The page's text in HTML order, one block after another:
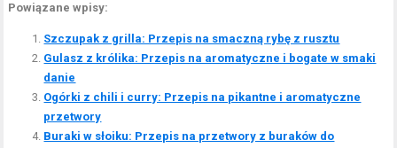
Powiązane wpisy:
Szczupak z grilla: Przepis na smaczną rybę z rusztu
Gulasz z królika: Przepis na aromatyczne i bogate w smaki
danie
Ogórki z chili i curry: Przepis na pikantne i aromatyczne
przetwory
Buraki w słoiku: Przepis na przetwory z buraków do